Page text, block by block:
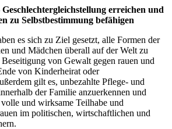
erreichen und
zu Selbstbestimmung befähigen
es sich zu Ziel gesetzt, alle Formen der
und Mädchen überall auf der Welt zu
von Gewalt gegen rauen und
von Kinderheirat oder
gilt es, unbezahlte Pflege- und
der Familie anzuerkennen und
und wirksame Teilhabe und
im politischen, wirtschaftlichen und